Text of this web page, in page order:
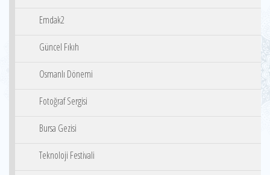
Emdak2
Güncel Fıkıh
Osmanlı Dönemi
Fotoğraf Sergisi
Bursa Gezisi
Teknoloji Festivali